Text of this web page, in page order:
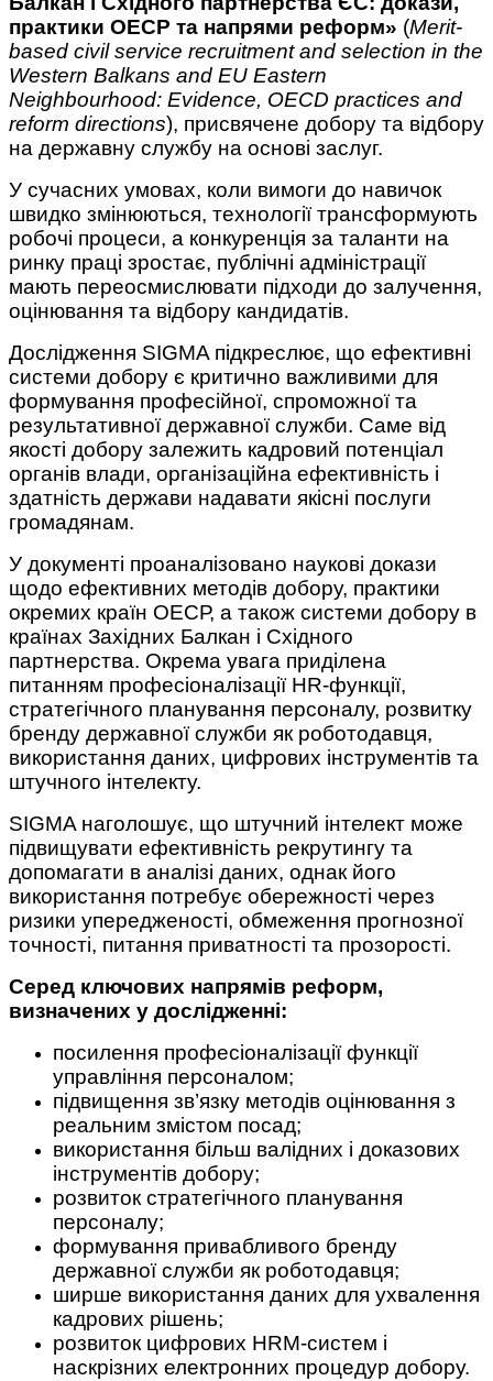
практики ОЕСР та напрями реформ» (Merit-
based civil service recruitment and selection in the
Western Balkans and EU Eastern
Neighbourhood: Evidence, OECD practices and
reform directions), присвячене добору та відбору
на державну службу на основі заслуг.
У сучасних умовах, коли вимоги до навичок
швидко змінюються, технології трансформують
робочі процеси, а конкуренція за таланти на
ринку праці зростає, публічні адміністрації
мають переосмислювати підходи до залучення,
оцінювання та відбору кандидатів.
Дослідження SIGMA підкреслює, що ефективні
системи добору є критично важливими для
формування професійної, спроможної та
результативної державної служби. Саме від
якості добору залежить кадровий потенціал
органів влади, організаційна ефективність і
здатність держави надавати якісні послуги
громадянам.
У документі проаналізовано наукові докази
щодо ефективних методів добору, практики
окремих країн ОЕСР, а також системи добору в
країнах Західних Балкан і Східного
партнерства. Окрема увага приділена
питанням професіоналізації HR-функції,
стратегічного планування персоналу, розвитку
бренду державної служби як роботодавця,
використання даних, цифрових інструментів та
штучного інтелекту.
SIGMA наголошує, що штучний інтелект може
підвищувати ефективність рекрутингу та
допомагати в аналізі даних, однак його
використання потребує обережності через
ризики упередженості, обмеження прогнозної
точності, питання приватності та прозорості.
Серед ключових напрямів реформ,
визначених у дослідженні:
посилення професіоналізації функції
управління персоналом;
підвищення зв’язку методів оцінювання з
реальним змістом посад;
використання більш валідних і доказових
інструментів добору;
розвиток стратегічного планування
персоналу;
формування привабливого бренду
державної служби як роботодавця;
ширше використання даних для ухвалення
кадрових рішень;
розвиток цифрових HRM-систем і
наскрізних електронних процедур добору.